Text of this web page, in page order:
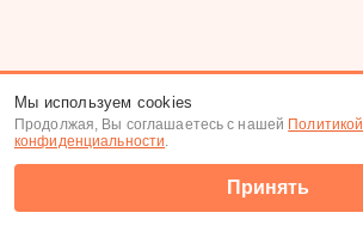
Мы используем cookies
Продолжая, Вы соглашаетесь с нашей Политикой
конфиденциальности.
Принять